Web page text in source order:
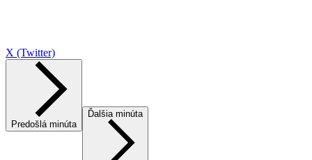
X (Twitter)
Predošlá minúta
Ďalšia minúta